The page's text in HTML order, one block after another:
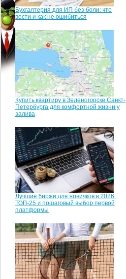
Бухгалтерия для ИП без боли: что
вести и как не ошибиться
Купить квартиру в Зеленогорске Санкт-
Петербурга для комфортной жизни у
залива
Лучшие биржи для новичков в 2026:
ТОП-25 и пошаговый выбор первой
платформы